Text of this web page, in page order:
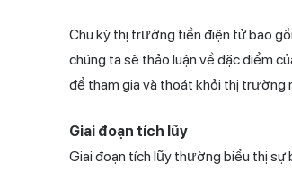
Chu kỳ thị trường tiền điện tử bao
chúng ta sẽ thảo luận về đặc điểm
để tham gia và thoát khỏi thị trường
Giai đoạn tích lũy
Giai đoạn tích lũy thường biểu thị sự